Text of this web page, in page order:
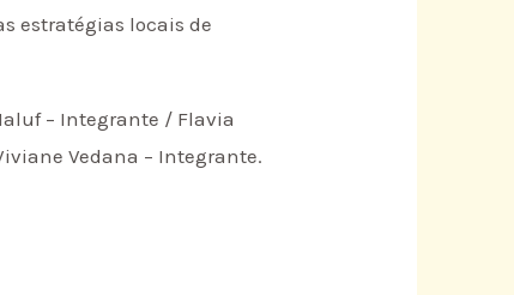
estratégias locais de
– Integrante / Flavia
Vedana – Integrante.